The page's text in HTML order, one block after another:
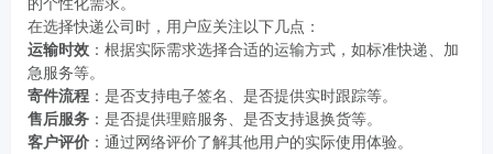
在选择快递公司时，用户应关注以下几点：
运输时效 ：根据实际需求选择合适的运输方式，如标准快递、加
急服务等。
寄件流程 ：是否支持电子签名、是否提供实时跟踪等。
售后服务 ：是否提供理赔服务、是否支持退换货等。
客户评价 ：通过网络评价了解其他用户的实际使用体验。